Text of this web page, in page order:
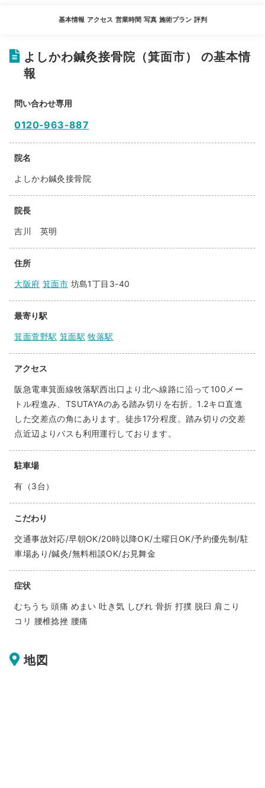
基本情報 アクセス 営業時間 写真 施術プラン 評判
よしかわ鍼灸接骨院（箕面市） の基本情
報
問い合わせ専用
0120-963-887
院名
よしかわ鍼灸接骨院
院長
吉川 英明
住所
大阪府 箕面市 坊島1丁目3-40
最寄り駅
箕面萱野駅 箕面駅 牧落駅
アクセス
阪急電車箕面線牧落駅西出口より北へ線路に沿って100メー
トル程進み、TSUTAYAのある踏み切りを右折。1.2キロ直進
した交差点の角にあります。徒歩17分程度。踏み切りの交差
点近辺よりバスも利用運行しております。
駐車場
有（3台）
こだわり
交通事故対応/早朝OK/20時以降OK/土曜日OK/予約優先制/駐
車場あり/鍼灸/無料相談OK/お見舞金
症状
むちうち 頭痛 めまい 吐き気 しびれ 骨折 打撲 脱臼 肩こり
コリ 腰椎捻挫 腰痛
地図